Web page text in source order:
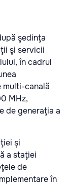
şedinţa
şi servicii
în cadrul
multi-canală
MHz,
de generaţia a
şi
a staţiei
de
în